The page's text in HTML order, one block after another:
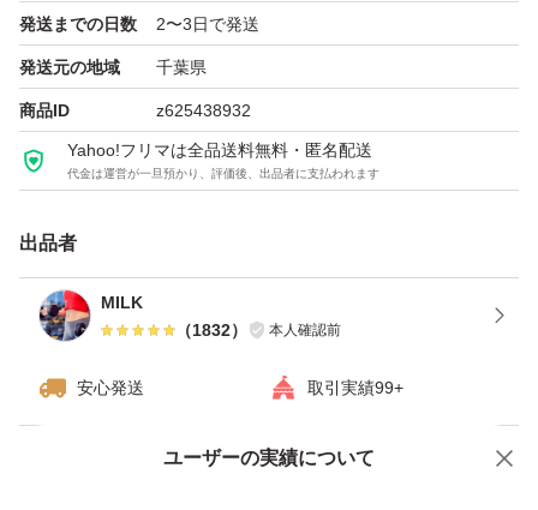
発送までの日数 2〜3日で発送
発送元の地域 千葉県
商品ID z625438932
Yahoo!フリマは全品送料無料・匿名配送
代金は運営が一旦預かり、評価後、出品者に支払われます
出品者
MILK
（1832） 本人確認前
安心発送 取引実績99+
ユーザーの実績について
価格の相談 商品への質問